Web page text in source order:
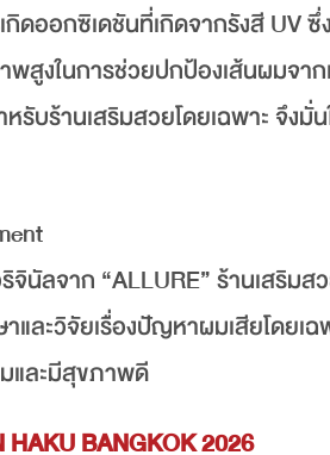
ออกซิเดชันที่เกิดจากรังสี UV ซึ่
สูงในการช่วยปกป้องเส้นผมจา
ร้านเสริมสวยโดยเฉพาะ จึงมั่
ลจาก “ALLURE” ร้านเสริมส
ละวิจัยเรื่องปัญหาผมเสียโดยเ
และมีสุขภาพดี
HAKU BANGKOK 2026